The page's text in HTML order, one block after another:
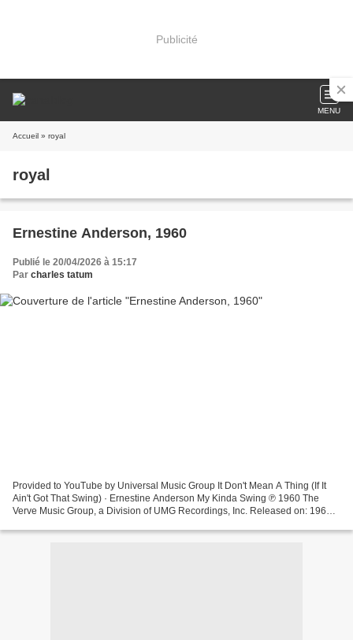
Publicité
MENU
Accueil » royal
royal
Ernestine Anderson, 1960
Publié le 20/04/2026 à 15:17
Par charles tatum
Provided to YouTube by Universal Music Group It Don't Mean A Thing (If It
Ain't Got That Swing) · Ernestine Anderson My Kinda Swing ℗ 1960 The
Verve Music Group, a Division of UMG Recordings, Inc. Released on: 1960-